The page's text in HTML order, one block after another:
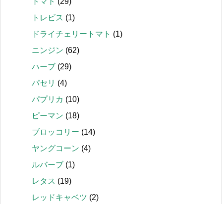
トレビス (1)
ドライチェリートマト (1)
ニンジン (62)
ハーブ (29)
パセリ (4)
パプリカ (10)
ピーマン (18)
ブロッコリー (14)
ヤングコーン (4)
ルバーブ (1)
レタス (19)
レッドキャベツ (2)